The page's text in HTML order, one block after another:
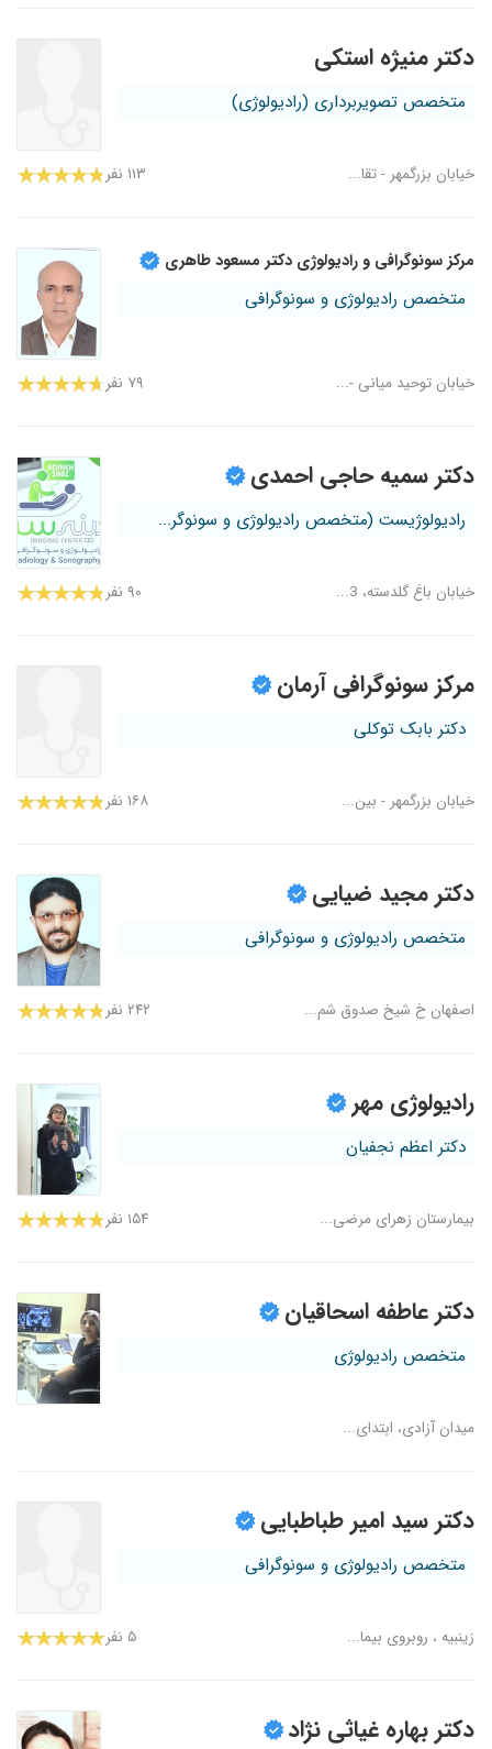
دکتر منیژه استکی
متخصص تصویربرداری (رادیولوژی)
خیابان بزرگمهر - تقا... ۱۱۳ نفر
مرکز سونوگرافی و رادیولوژی دکتر مسعود طاهری
متخصص رادیولوژی و سونوگرافی
خیابان توحید میانی -... ۷۹ نفر
دکتر سمیه حاجی احمدی
رادیولوژیست (متخصص رادیولوژی و سونوگر...
خیابان باغ گلدسته، 3... ۹۰ نفر
مرکز سونوگرافی آرمان
دکتر بابک توکلی
خیابان بزرگمهر - بین... ۱۶۸ نفر
دکتر مجید ضیایی
متخصص رادیولوژی و سونوگرافی
اصفهان خ شیخ صدوق شم... ۲۴۲ نفر
رادیولوژی مهر
دکتر اعظم نجفیان
بیمارستان زهرای مرضی... ۱۵۴ نفر
دکتر عاطفه اسحاقیان
متخصص رادیولوژی
میدان آزادی، ابتدای...
دکتر سید امیر طباطبایی
متخصص رادیولوژی و سونوگرافی
زینبیه ، روبروی بیما... ۵ نفر
دکتر بهاره غیاثی نژاد